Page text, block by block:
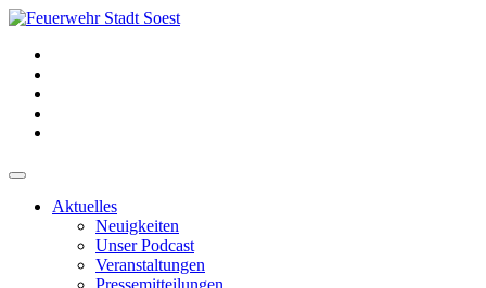
Aktuelles
Neuigkeiten
Unser Podcast
Veranstaltungen
Pressemitteilungen